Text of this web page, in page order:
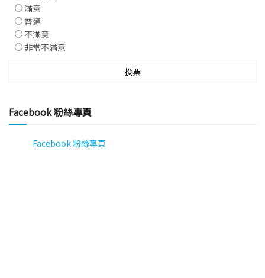
滿意
普通
不滿意
非常不滿意
Facebook 粉絲專頁
Facebook 粉絲專頁